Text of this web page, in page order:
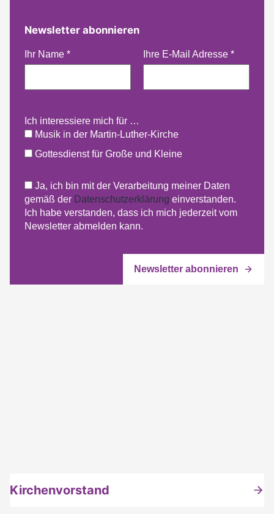
Newsletter abonnieren
Ihr Name * Ihre E-Mail Adresse *
Ich interessiere mich für …
Musik in der Martin-Luther-Kirche
Gottesdienst für Große und Kleine
Ja, ich bin mit der Verarbeitung meiner Daten
gemäß der Datenschutzerklärung einverstanden.
Ich habe verstanden, dass ich mich jederzeit vom
Newsletter abmelden kann.
Kirchenvorstand